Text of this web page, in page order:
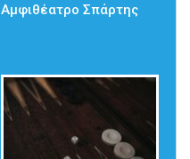
Αμφιθέατρο Σπάρτης